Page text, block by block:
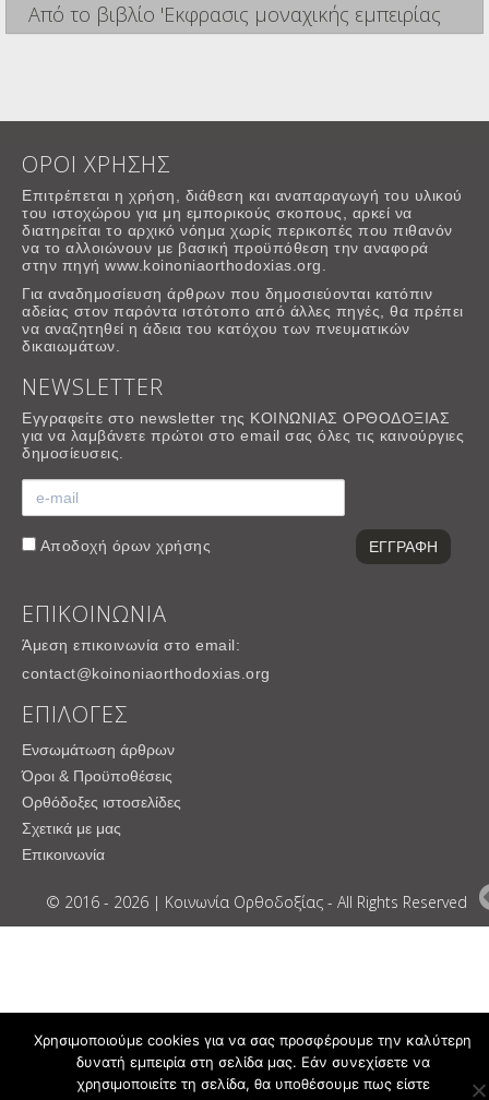
Από το βιβλίο 'Εκφρασις μοναχικής εμπειρίας
ΟΡΟΙ ΧΡΗΣΗΣ
Επιτρέπεται η χρήση, διάθεση και αναπαραγωγή του υλικού
του ιστοχώρου για μη εμπορικούς σκοπους, αρκεί να
διατηρείται το αρχικό νόημα χωρίς περικοπές που πιθανόν
να το αλλοιώνουν με βασική προϋπόθεση την αναφορά
στην πηγή www.koinoniaorthodoxias.org.
Για αναδημοσίευση άρθρων που δημοσιεύονται κατόπιν
αδείας στον παρόντα ιστότοπο από άλλες πηγές, θα πρέπει
να αναζητηθεί η άδεια του κατόχου των πνευματικών
δικαιωμάτων.
NEWSLETTER
Εγγραφείτε στο newsletter της ΚΟΙΝΩΝΙΑΣ ΟΡΘΟΔΟΞΙΑΣ
για να λαμβάνετε πρώτοι στο email σας όλες τις καινούργιες
δημοσίευσεις.
Αποδοχή όρων χρήσης
ΕΠΙΚΟΙΝΩΝΙΑ
Άμεση επικοινωνία στο email:
contact@koinoniaorthodoxias.org
ΕΠΙΛΟΓΕΣ
Ενσωμάτωση άρθρων
Όροι & Προϋποθέσεις
Ορθόδοξες ιστοσελίδες
Σχετικά με μας
Επικοινωνία
© 2016 - 2026 | Κοινωνία Ορθοδοξίας - All Rights Reserved
Χρησιμοποιούμε cookies για να σας προσφέρουμε την καλύτερη
δυνατή εμπειρία στη σελίδα μας. Εάν συνεχίσετε να
χρησιμοποιείτε τη σελίδα, θα υποθέσουμε πως είστε